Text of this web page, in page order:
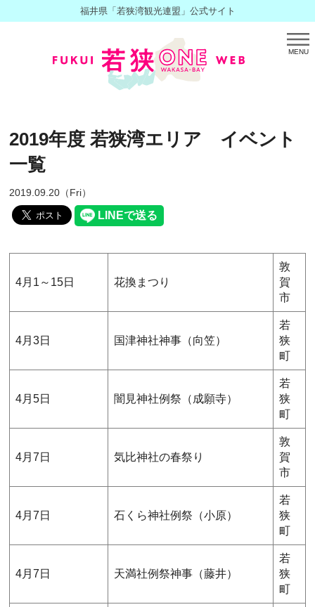
福井県「若狭湾観光連盟」公式サイト
MENU
2019年度 若狭湾エリア イベント
一覧
2019.09.20（Fri）
4月1～15日 花換まつり
敦
賀
市
4月3日 国津神社神事（向笠）
若
狭
町
4月5日 闇見神社例祭（成願寺）
若
狭
町
4月7日 気比神社の春祭り
敦
賀
市
4月7日 石くら神社例祭（小原）
若
狭
町
4月7日 天満社例祭神事（藤井）
若
狭
町